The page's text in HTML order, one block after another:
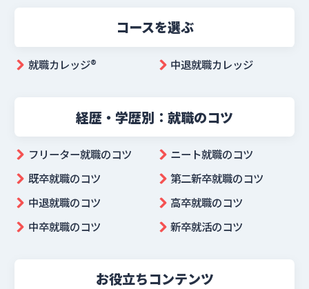
コースを選ぶ
就職カレッジ®︎ 中退就職カレッジ
経歴・学歴別：就職のコツ
フリーター就職のコツ
ニート就職のコツ
既卒就職のコツ
第二新卒就職のコツ
中退就職のコツ
高卒就職のコツ
中卒就職のコツ
新卒就活のコツ
お役立ちコンテンツ